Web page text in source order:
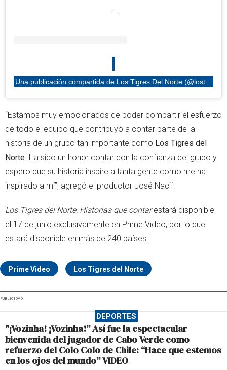
Una publicación compartida de Los Tigres Del Norte (@lostigresdelnorte)
“Estamos muy emocionados de poder compartir el esfuerzo
de todo el equipo que contribuyó a contar parte de la
historia de un grupo tan importante como Los Tigres del
Norte . Ha sido un honor contar con la confianza del grupo y
espero que su historia inspire a tanta gente como me ha
inspirado a mí”, agregó el productor José Nacif.
Los Tigres del Norte: Historias que contarestará disponible
el 17 de junio exclusivamente en Prime Video, por lo que
estará disponible en más de 240 países.
Prime Video Los Tigres del Norte
PUBLICIDAD
DEPORTES
"¡Vozinha! ¡Vozinha!” Así fue la espectacular
bienvenida del jugador de Cabo Verde como
refuerzo del Colo Colo de Chile: “Hace que estemos
en los ojos del mundo” VIDEO